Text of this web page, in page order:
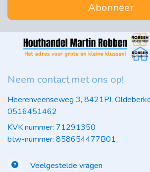
Abonneer
Neem contact met ons op!
Heerenveenseweg 3, 8421PJ,
0516451462
KVK nummer: 71291350
btw-nummer: 858654477B01
Veelgestelde vragen